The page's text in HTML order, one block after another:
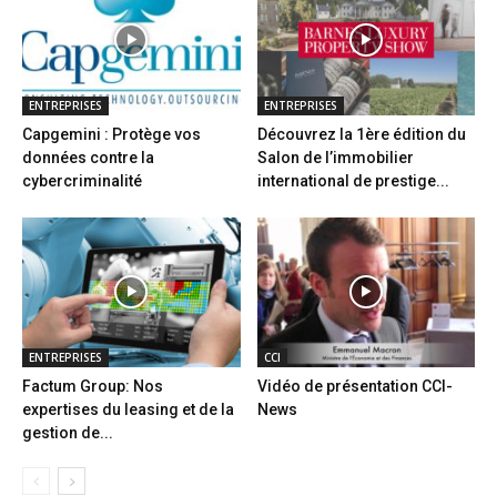
ENTREPRISES
Capgemini : Protège vos
données contre la
cybercriminalité
ENTREPRISES
Découvrez la 1ère édition du
Salon de l’immobilier
international de prestige...
ENTREPRISES
Factum Group: Nos
expertises du leasing et de la
gestion de...
CCI
Vidéo de présentation CCI-
News